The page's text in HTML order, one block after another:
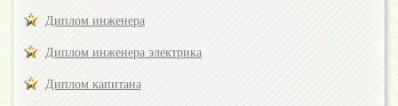
Диплом инженера
Диплом инженера электрика
Диплом капитана